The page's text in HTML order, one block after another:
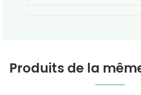
Produits de la